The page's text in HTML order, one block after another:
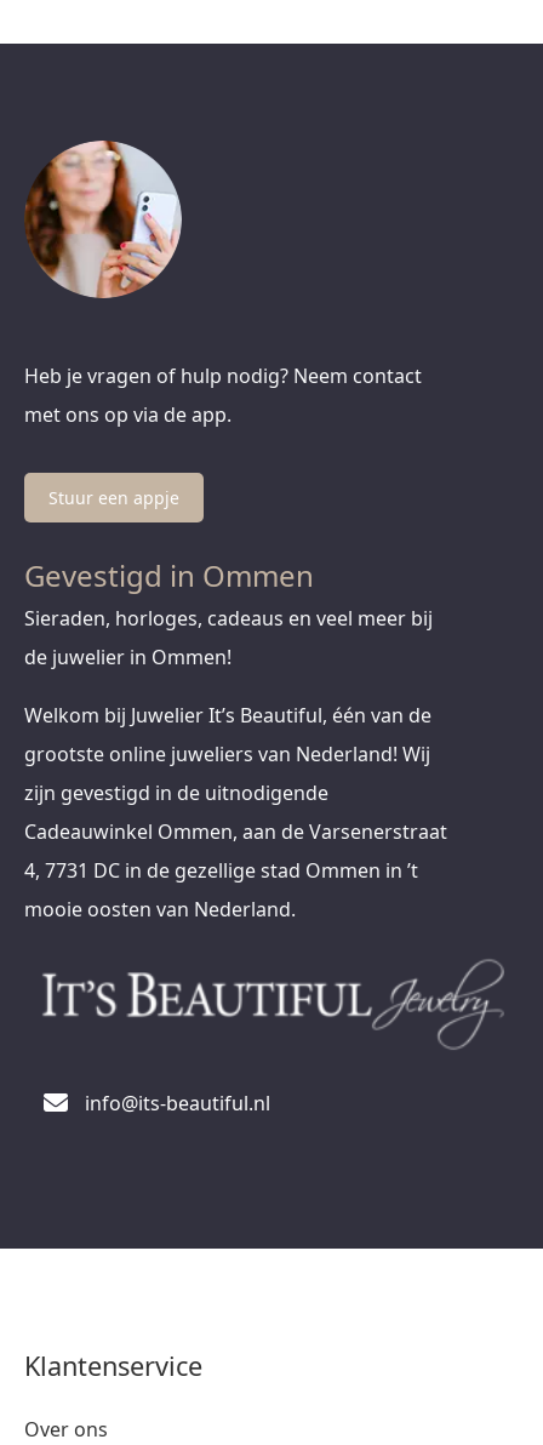
Heb je vragen of hulp nodig? Neem contact
met ons op via de app.
Stuur een appje
Gevestigd in Ommen
Sieraden, horloges, cadeaus en veel meer bij
de juwelier in Ommen!
Welkom bij Juwelier It’s Beautiful, één van de
grootste online juweliers van Nederland! Wij
zijn gevestigd in de uitnodigende
Cadeauwinkel Ommen, aan de Varsenerstraat
4, 7731 DC in de gezellige stad Ommen in ’t
mooie oosten van Nederland.
info@its-beautiful.nl
Klantenservice
Over ons